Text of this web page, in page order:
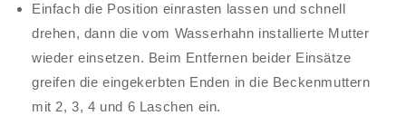
Einfach die Position einrasten lassen und schnell
drehen, dann die vom Wasserhahn installierte Mutter
wieder einsetzen. Beim Entfernen beider Einsätze
greifen die eingekerbten Enden in die Beckenmuttern
mit 2, 3, 4 und 6 Laschen ein.